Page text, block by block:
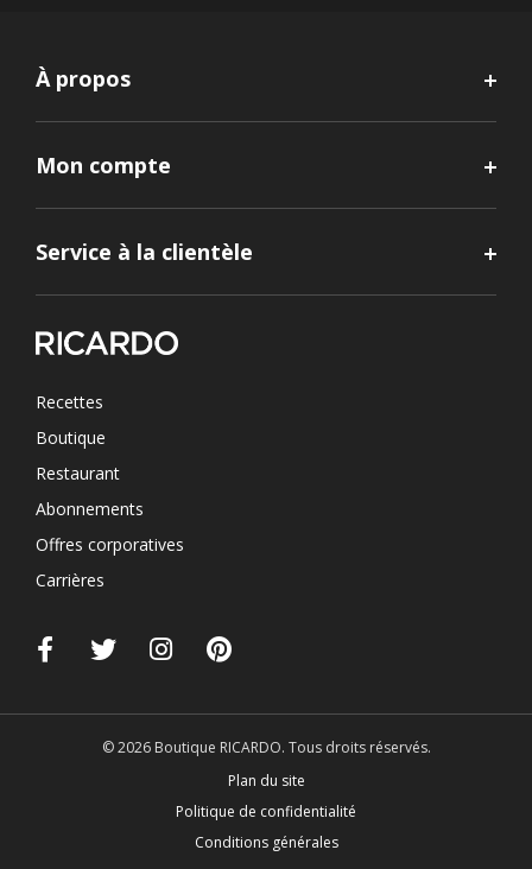
À propos
Mon compte
Service à la clientèle
Recettes
Boutique
Restaurant
Abonnements
Offres corporatives
Carrières
© 2026 Boutique RICARDO. Tous droits réservés.
Plan du site
Politique de confidentialité
Conditions générales